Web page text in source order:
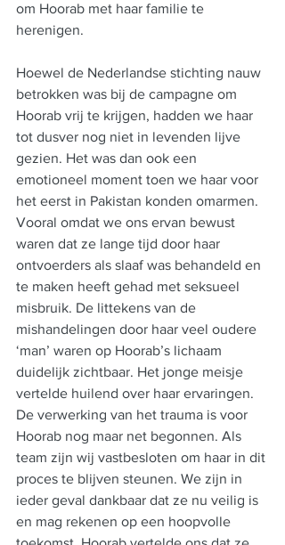
om Hoorab met haar familie te
herenigen.
Hoewel de Nederlandse stichting nauw
betrokken was bij de campagne om
Hoorab vrij te krijgen, hadden we haar
tot dusver nog niet in levenden lijve
gezien. Het was dan ook een
emotioneel moment toen we haar voor
het eerst in Pakistan konden omarmen.
Vooral omdat we ons ervan bewust
waren dat ze lange tijd door haar
ontvoerders als slaaf was behandeld en
te maken heeft gehad met seksueel
misbruik. De littekens van de
mishandelingen door haar veel oudere
‘man’ waren op Hoorab’s lichaam
duidelijk zichtbaar. Het jonge meisje
vertelde huilend over haar ervaringen.
De verwerking van het trauma is voor
Hoorab nog maar net begonnen. Als
team zijn wij vastbesloten om haar in dit
proces te blijven steunen. We zijn in
ieder geval dankbaar dat ze nu veilig is
en mag rekenen op een hoopvolle